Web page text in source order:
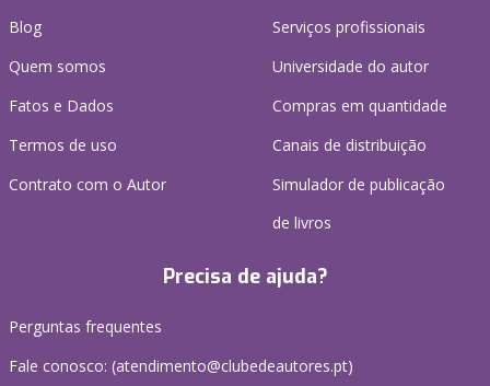
Blog
Quem somos
Fatos e Dados
Termos de uso
Contrato com o Autor
Serviços profissionais
Universidade do autor
Compras em quantidade
Canais de distribuição
Simulador de publicação
de livros
Precisa de ajuda?
Perguntas frequentes
Fale conosco: (atendimento@clubedeautores.pt)